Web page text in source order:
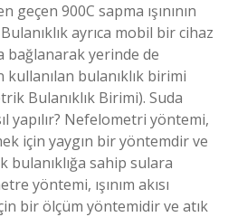
geçen 900C sapma ışınının
ayrıca mobil bir cihaz
bağlanarak yerinde de
kullanılan bulanıklık birimi
Bulanıklık Birimi). Suda
yapılır? Nefelometri yöntemi,
için yaygın bir yöntemdir ve
bulanıklığa sahip sulara
yöntemi, ışınım akısı
bir ölçüm yöntemidir ve atık